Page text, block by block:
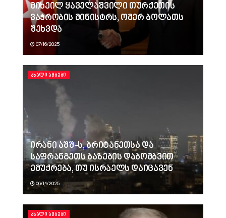
მიხეილ ყაველაშვილი თურქეთის
ვაჭრობის მინისტრს, ომერ ბოლათს
შეხვდა
07/16/2025
ᲐᲮᲐᲚᲘ ᲐᲛᲑᲔᲑᲘ
ირანი აშშ-ს, ბრიტანეთსა და
საფრანგეთს ბაზების დაბომბვით
ემუქრება, თუ ისრაელს დაიცავენ
06/14/2025
ᲐᲮᲐᲚᲘ ᲐᲛᲑᲔᲑᲘ